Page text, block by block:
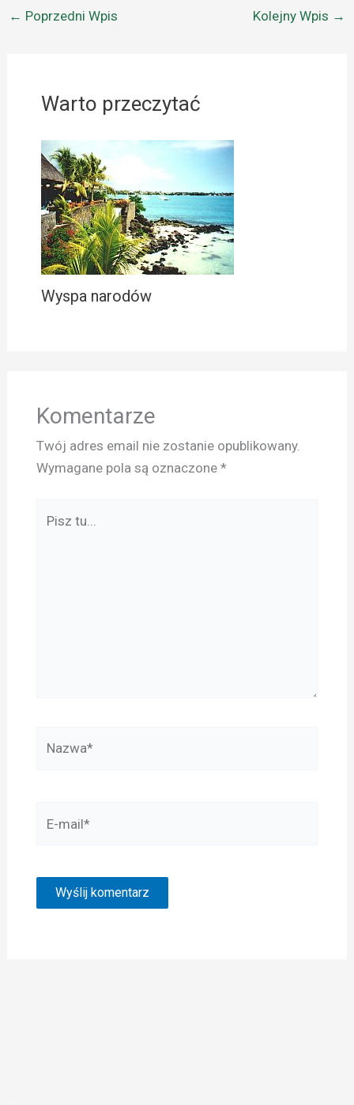
← Poprzedni Wpis Kolejny Wpis →
Warto przeczytać
Wyspa narodów
Komentarze
Twój adres email nie zostanie opublikowany.
Wymagane pola są oznaczone *
mail*